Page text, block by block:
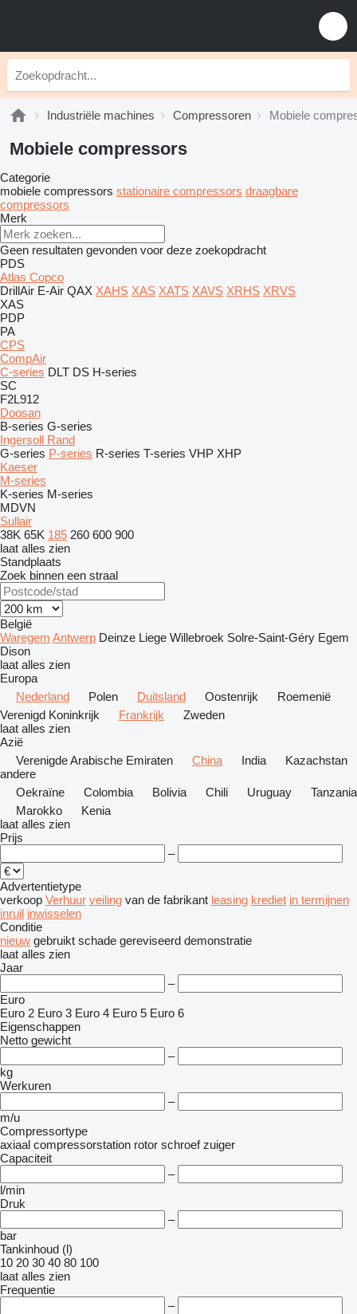
Industriële machines Compressoren Mobiele
Mobiele compressors
Categorie
mobiele compressors stationaire compressors draagbare
compressors
Merk
Geen resultaten gevonden voor deze zoekopdracht
PDS
Atlas Copco
DrillAir E-Air QAX XAHS XAS XATS XAVS XRHS XRVS
XAS
PDP
PA
CPS
CompAir
C-series DLT DS H-series
SC
F2L912
Doosan
B-series G-series
Ingersoll Rand
G-series P-series R-series T-series VHP XHP
Kaeser
M-series
K-series M-series
MDVN
Sullair
38K 65K 185 260 600 900
laat alles zien
Standplaats
Zoek binnen een straal
België
Waregem Antwerp Deinze Liege Willebroek Solre-Saint-Géry Egem
Dison
laat alles zien
Europa
Nederland
Polen Duitsland Oostenrijk
Roemenië
Verenigd Koninkrijk
Frankrijk
Zweden
laat alles zien
Azië
Verenigde Arabische Emiraten
China India
Kazachstan
andere
Oekraïne
Colombia Bolivia Chili Uruguay
Tanzania
Marokko
Kenia
laat alles zien
Prijs
–
Advertentietype
verkoop Verhuur veiling van de fabrikant leasing krediet in termijnen
inruil inwisselen
Conditie
nieuw gebruikt schade gereviseerd demonstratie
laat alles zien
Jaar
–
Euro
Euro 2 Euro 3 Euro 4 Euro 5 Euro 6
Eigenschappen
Netto gewicht
–
kg
Werkuren
–
m/u
Compressortype
axiaal compressorstation rotor schroef zuiger
Capaciteit
–
l/min
Druk
–
bar
Tankinhoud (l)
10 20 30 40 80 100
laat alles zien
Frequentie
–